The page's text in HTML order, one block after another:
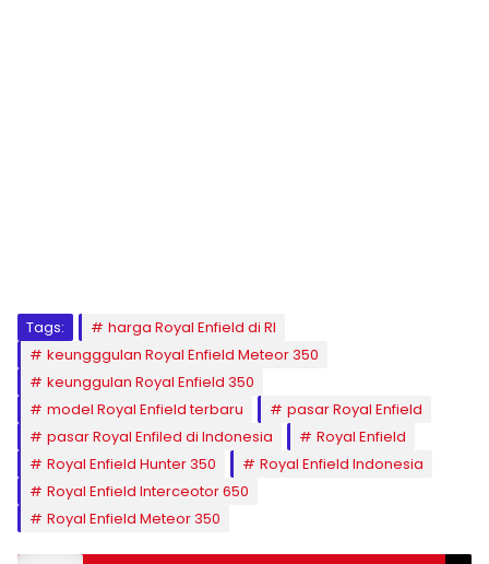
Tags:
harga Royal Enfield di RI
keungggulan Royal Enfield Meteor 350
keunggulan Royal Enfield 350
model Royal Enfield terbaru
pasar Royal Enfield
pasar Royal Enfiled di Indonesia
Royal Enfield
Royal Enfield Hunter 350
Royal Enfield Indonesia
Royal Enfield Interceotor 650
Royal Enfield Meteor 350